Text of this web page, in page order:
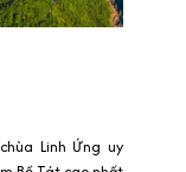
Linh Ứng uy